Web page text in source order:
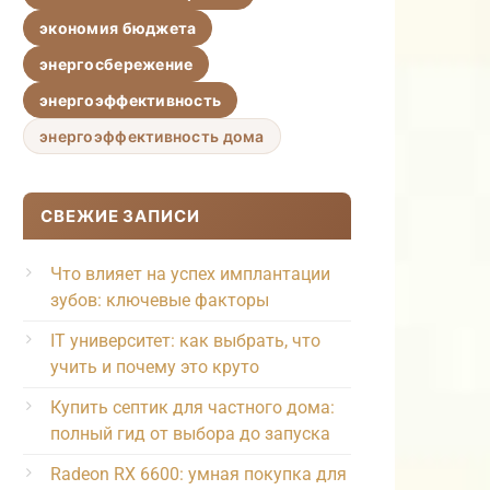
экономия бюджета
энергосбережение
энергоэффективность
энергоэффективность дома
СВЕЖИЕ ЗАПИСИ
Что влияет на успех имплантации
зубов: ключевые факторы
IT университет: как выбрать, что
учить и почему это круто
Купить септик для частного дома:
полный гид от выбора до запуска
Radeon RX 6600: умная покупка для